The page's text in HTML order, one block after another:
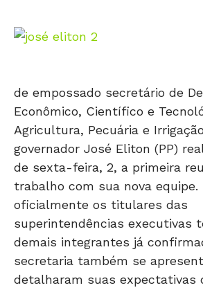
de empossado secretário de
Econômico, Científico e
Agricultura, Pecuária e
governador José Eliton (PP)
de sexta-feira, 2, a primeira
trabalho com sua nova equipe.
oficialmente os titulares das
superintendências executivas
demais integrantes já
secretaria também se
detalharam suas expectativas